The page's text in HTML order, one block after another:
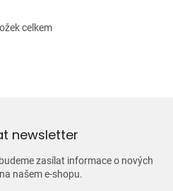
O
p
r
v
k
celkem
newsletter
zasílat informace o nových
našem e-shopu.